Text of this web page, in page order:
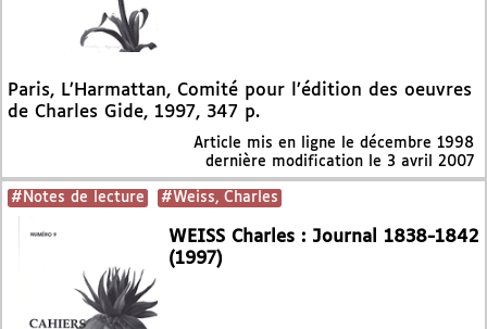
Paris, L’Harmattan, Comité pour l’édition des oeuvres
de Charles Gide, 1997, 347 p.
Article mis en ligne le décembre 1998
dernière modification le 3 avril 2007
#Notes de lecture #Weiss, Charles
WEISS Charles : Journal 1838-1842
(1997)